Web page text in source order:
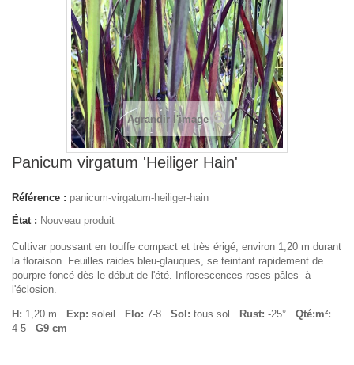
Agrandir l'image
Panicum virgatum 'Heiliger Hain'
Référence : panicum-virgatum-heiliger-hain
État : Nouveau produit
Cultivar poussant en touffe compact et très érigé, environ 1,20 m durant
la floraison. Feuilles raides bleu-glauques, se teintant rapidement de
pourpre foncé dès le début de l'été. Inflorescences roses pâles à
l'éclosion.
H: 1,20 m Exp: soleil Flo: 7-8 Sol: tous sol Rust: -25° Qté:m²:
4-5 G9 cm